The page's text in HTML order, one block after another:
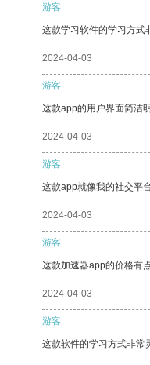
游客
这款学习软件的学习方式
2024-04-03
游客
这款app的用户界面简洁
2024-04-03
游客
这款app就像我的社交平
2024-04-03
游客
这款加速器app的价格有
2024-04-03
游客
这款软件的学习方式非常